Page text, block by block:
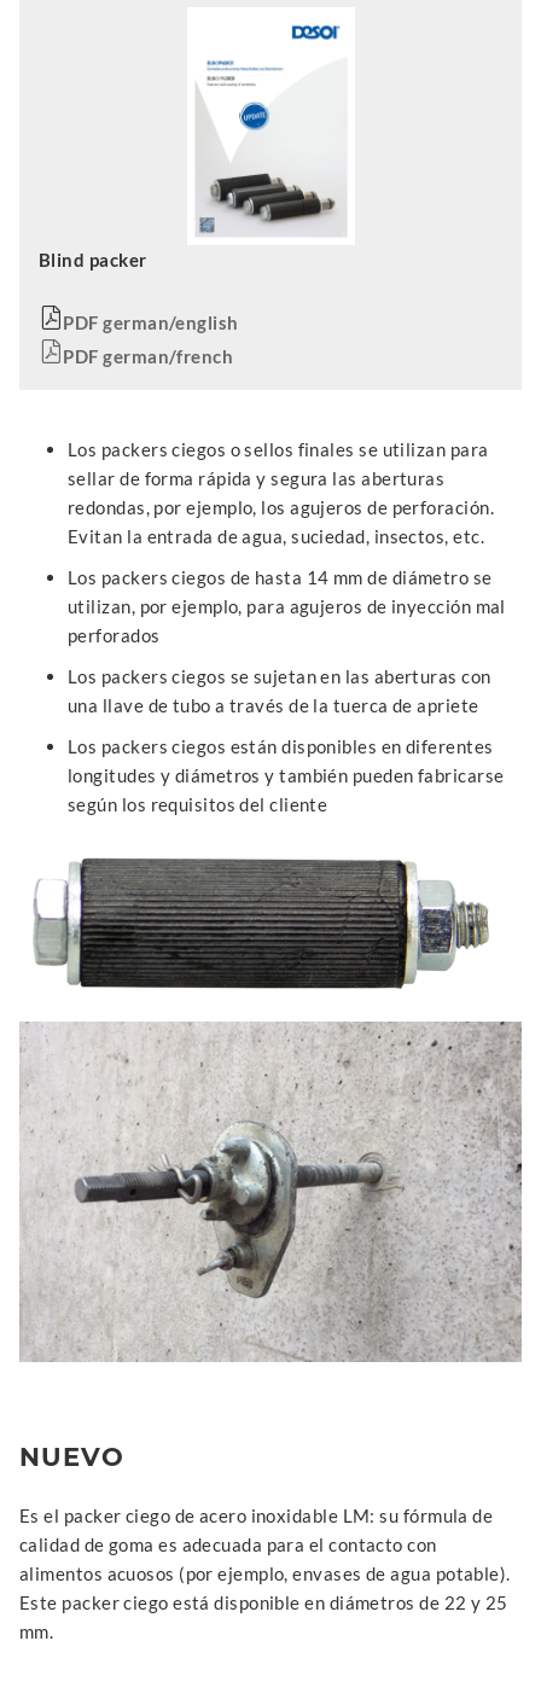
Blind packer
PDF german/english
PDF german/french
Los packers ciegos o sellos finales se utilizan para
sellar de forma rápida y segura las aberturas
redondas, por ejemplo, los agujeros de perforación.
Evitan la entrada de agua, suciedad, insectos, etc.
Los packers ciegos de hasta 14 mm de diámetro se
utilizan, por ejemplo, para agujeros de inyección mal
perforados
Los packers ciegos se sujetan en las aberturas con
una llave de tubo a través de la tuerca de apriete
Los packers ciegos están disponibles en diferentes
longitudes y diámetros y también pueden fabricarse
según los requisitos del cliente
NUEVO
Es el packer ciego de acero inoxidable LM: su fórmula de
calidad de goma es adecuada para el contacto con
alimentos acuosos (por ejemplo, envases de agua potable).
Este packer ciego está disponible en diámetros de 22 y 25
mm.